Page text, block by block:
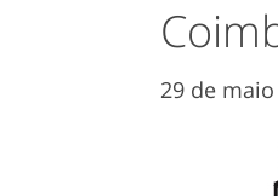
29 de